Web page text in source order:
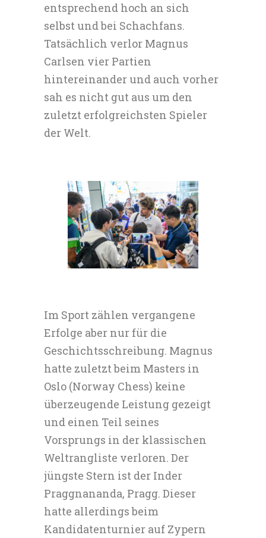
entsprechend hoch an sich
selbst und bei Schachfans.
Tatsächlich verlor Magnus
Carlsen vier Partien
hintereinander und auch vorher
sah es nicht gut aus um den
zuletzt erfolgreichsten Spieler
der Welt.
Im Sport zählen vergangene
Erfolge aber nur für die
Geschichtsschreibung. Magnus
hatte zuletzt beim Masters in
Oslo (Norway Chess) keine
überzeugende Leistung gezeigt
und einen Teil seines
Vorsprungs in der klassischen
Weltrangliste verloren. Der
jüngste Stern ist der Inder
Praggnananda, Pragg. Dieser
hatte allerdings beim
Kandidatenturnier auf Zypern